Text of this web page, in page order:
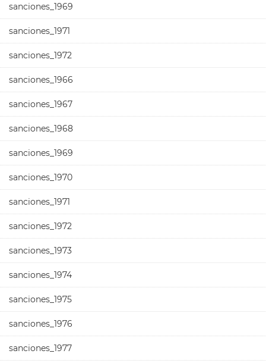
sanciones_1969
sanciones_1971
sanciones_1972
sanciones_1966
sanciones_1967
sanciones_1968
sanciones_1969
sanciones_1970
sanciones_1971
sanciones_1972
sanciones_1973
sanciones_1974
sanciones_1975
sanciones_1976
sanciones_1977